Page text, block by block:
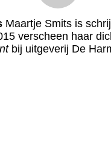
Maartje Smits is
verscheen haar
bij uitgeverij De